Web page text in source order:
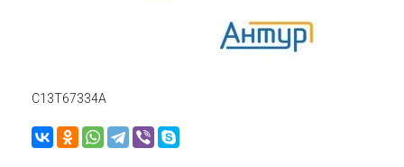
C13T67334A